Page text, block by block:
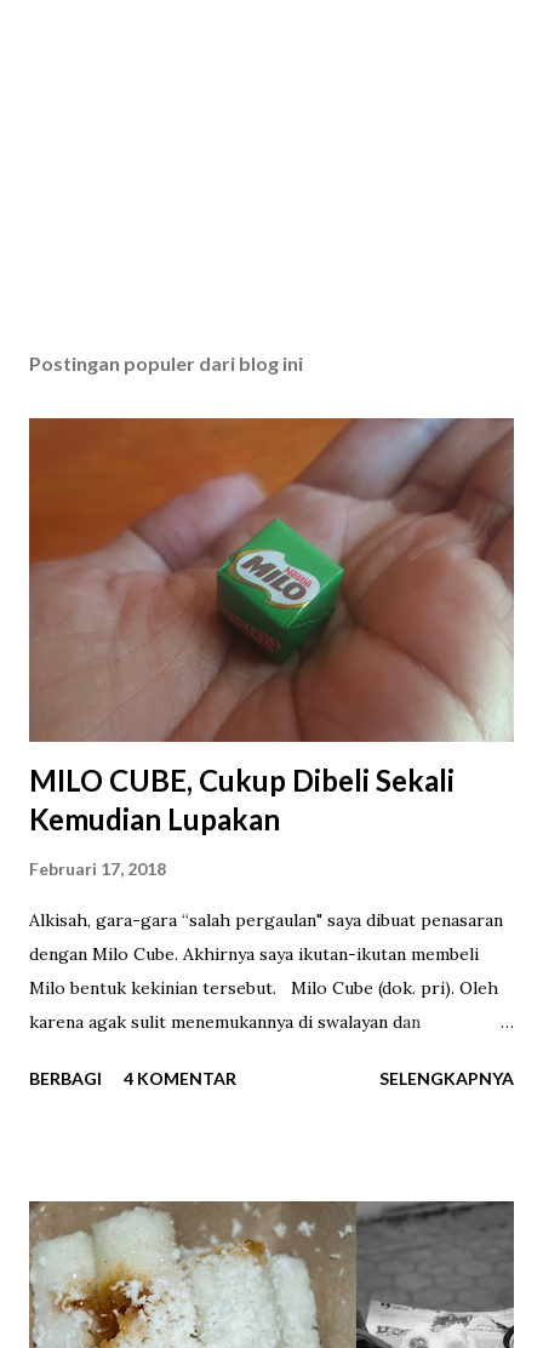
Postingan populer dari blog ini
MILO CUBE, Cukup Dibeli Sekali
Kemudian Lupakan
Februari 17, 2018
Alkisah, gara-gara “salah pergaulan" saya dibuat penasaran
dengan Milo Cube. Akhirnya saya ikutan-ikutan membeli
Milo bentuk kekinian tersebut. Milo Cube (dok. pri). Oleh
karena agak sulit menemukannya di swalayan dan
online . Di berbagai toko online Milo Cube dijual dengan
Cube akhirnya tiba di tangan saya. Saat membuka
bungkusnya saya langsung berjumpa dengan 100 kotak
mungil dengan bungkus kertas hijau bertuliskan “MILO” dan
“ENERGY CUBE”. Ukurannya benar-benar kecil. Satu cube
BERBAGI 4 KOMENTAR SELENGKAPNYA